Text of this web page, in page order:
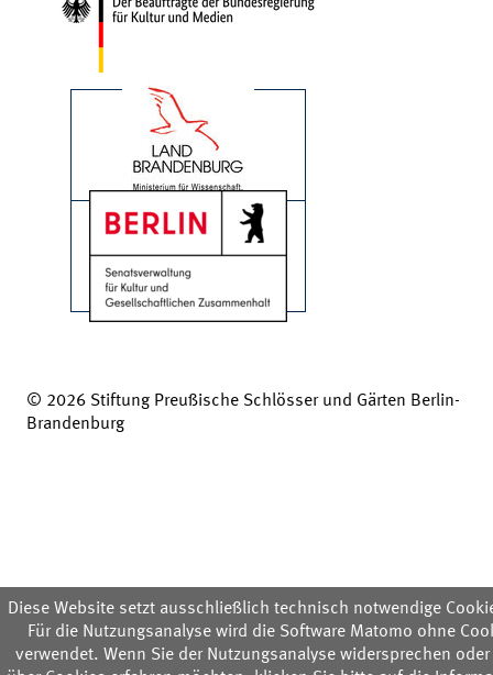
© 2026 Stiftung Preußische Schlösser und Gärten Berlin-
Brandenburg
Diese Website setzt ausschließlich technisch notwendige
Für die Nutzungsanalyse wird die Software Matomo ohne
verwendet. Wenn Sie der Nutzungsanalyse widersprechen oder